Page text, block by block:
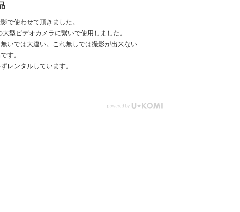
で使わせて頂きました。
大型ビデオカメラに繋いで使用しました。
いでは大違い。これ無しでは撮影が出来ない
す。
レンタルしています。